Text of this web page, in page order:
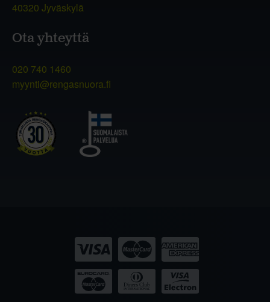
40320 Jyväskylä
Ota yhteyttä
020 740 1460
myynti@rengasnuora.fi